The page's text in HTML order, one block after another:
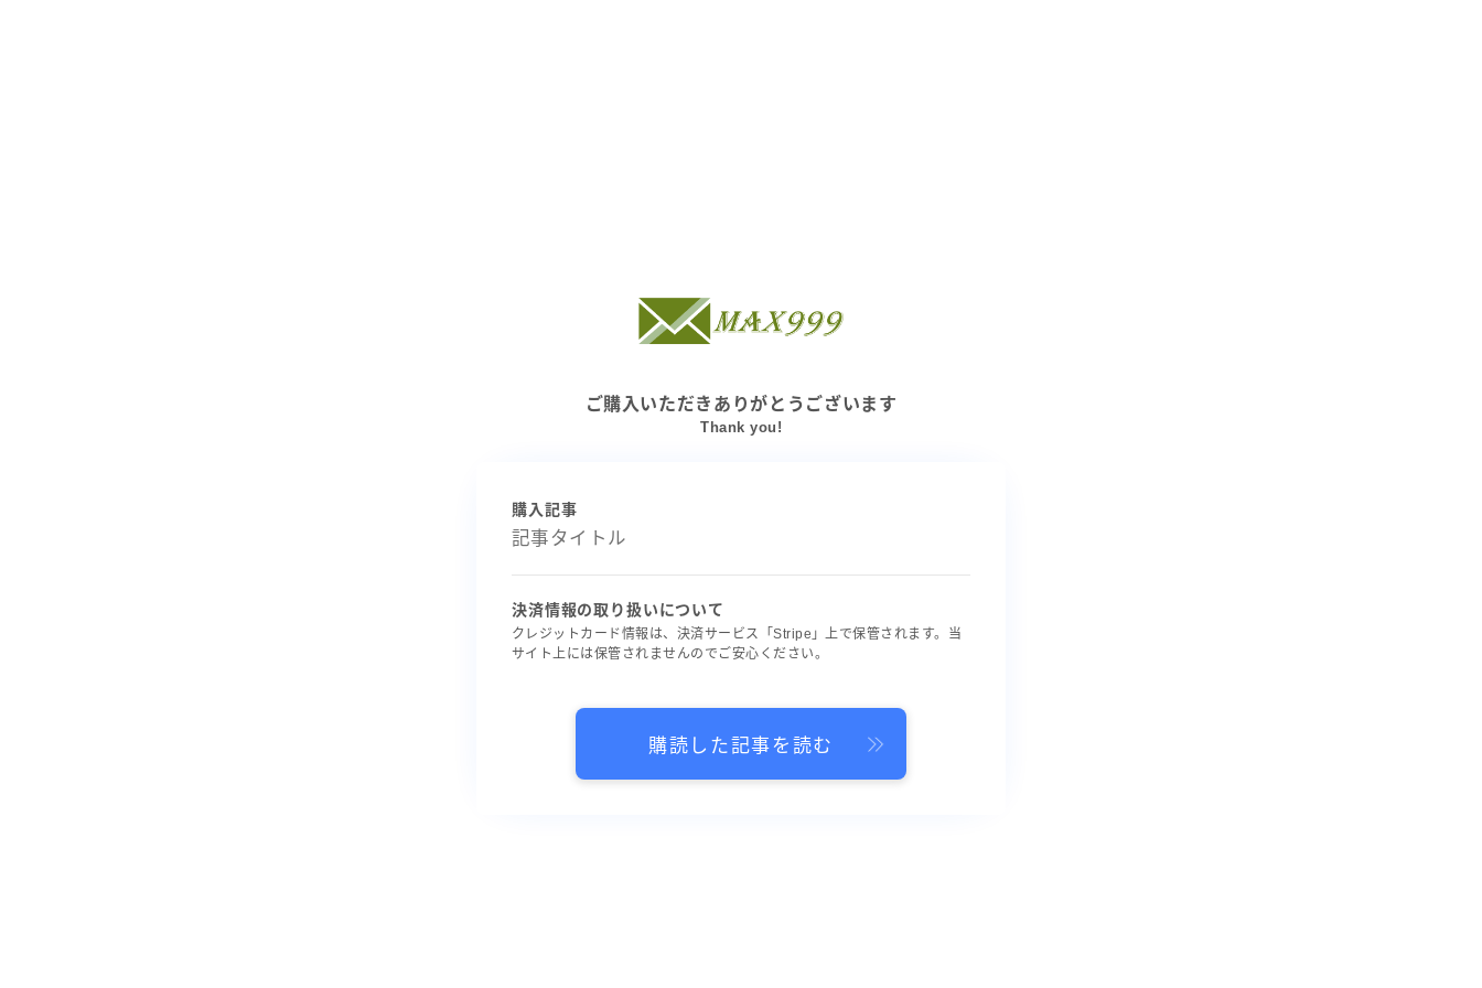
ご購入いただきありがとうございます
Thank you!
購入記事
記事タイトル
決済情報の取り扱いについて
クレジットカード情報は、決済サービス「Stripe」上で保管されます。当
サイト上には保管されませんのでご安心ください。
購読した記事を読む